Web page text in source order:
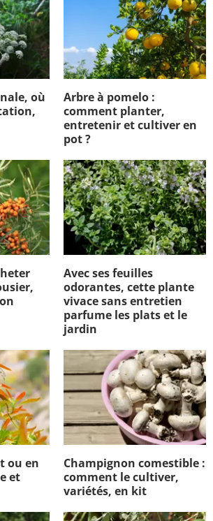
où
Arbre à pomelo :
comment planter,
entretenir et cultiver en
pot ?
Avec ses feuilles
odorantes, cette plante
vivace sans entretien
parfume les plats et le
jardin
ou en
et
Champignon comestible :
comment le cultiver,
variétés, en kit